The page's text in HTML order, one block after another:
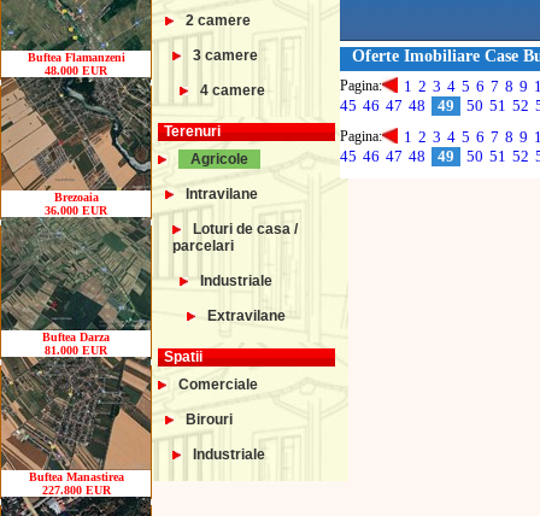
Buftea Flamanzeni
48.000 EUR
Brezoaia
36.000 EUR
Buftea Darza
81.000 EUR
Buftea Manastirea
227.800 EUR
2 camere
3 camere
4 camere
Terenuri
Agricole
Intravilane
Loturi de casa /
parcelari
Industriale
Extravilane
Spatii
Comerciale
Birouri
Industriale
Oferte Imobiliare Case
Pagina: 1 2 3 4 5 6 7 8 9
45 46 47 48 49 50 51 52
Pagina: 1 2 3 4 5 6 7 8 9
45 46 47 48 49 50 51 52